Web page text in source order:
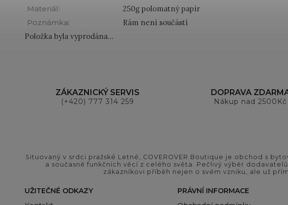
Materiál:
250g polomatný papír
Poznámka:
Rám není součástí
Položka byla vyprodána…
ZÁKAZNICKÝ SERVIS
(+420) 777 314 259
DOPRAVA
Nákup nad 2500Kč
Situovaný v srdci pražské Letné, COVEROVER Boutique je obchod s
a současně funkčních věcí z celého světa. Pečlivý výběr
zákazníkovi příběh nejen o svém vzniku, ale už
UŽITEČNÉ ODKAZY
PRÁVNÍ INFORMACE